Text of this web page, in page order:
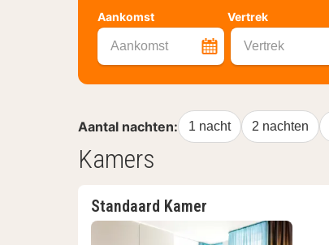
Aankomst Vertrek
Aankomst Vertrek
Aantal nachten: 1 nacht 2 nachten
Kamers
Standaard Kamer